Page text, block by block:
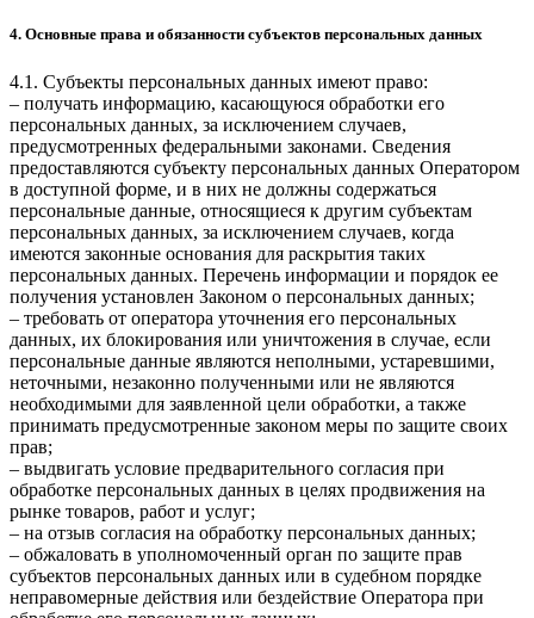
4. Основные права и обязанности субъектов персональных данных
4.1. Субъекты персональных данных имеют право:
– получать информацию, касающуюся обработки его
персональных данных, за исключением случаев,
предусмотренных федеральными законами. Сведения
предоставляются субъекту персональных данных Оператором
в доступной форме, и в них не должны содержаться
персональные данные, относящиеся к другим субъектам
персональных данных, за исключением случаев, когда
имеются законные основания для раскрытия таких
персональных данных. Перечень информации и порядок ее
получения установлен Законом о персональных данных;
– требовать от оператора уточнения его персональных
данных, их блокирования или уничтожения в случае, если
персональные данные являются неполными, устаревшими,
неточными, незаконно полученными или не являются
необходимыми для заявленной цели обработки, а также
принимать предусмотренные законом меры по защите своих
прав;
– выдвигать условие предварительного согласия при
обработке персональных данных в целях продвижения на
рынке товаров, работ и услуг;
– на отзыв согласия на обработку персональных данных;
– обжаловать в уполномоченный орган по защите прав
субъектов персональных данных или в судебном порядке
неправомерные действия или бездействие Оператора при